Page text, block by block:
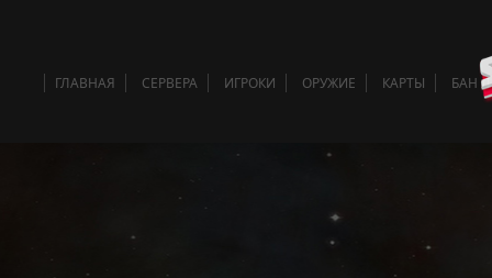
ГЛАВНАЯ СЕРВЕРА ИГРОКИ ОРУЖИЕ КАРТЫ БАН